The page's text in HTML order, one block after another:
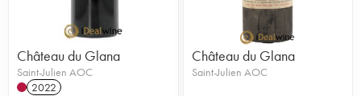
Château du Glana
Saint-Julien AOC
2022
Château du Glana
Saint-Julien AOC